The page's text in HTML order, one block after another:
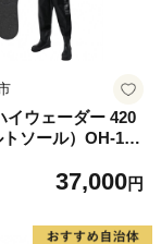
イウェーダー 420
ソール）OH-104
37,000円